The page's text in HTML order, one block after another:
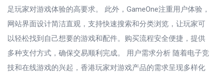
足玩家对游戏体验的高要求。 此外，GameOne注重用户体验，
网站界面设计简洁直观，支持快速搜索和分类浏览，让玩家可
以轻松找到自己想要的游戏和配件。购买流程安全便捷，提供
多种支付方式，确保交易顺利完成。 用户需求分析 随着电子竞
技和在线游戏的兴起，香港玩家对游戏产品的需求呈现多样化